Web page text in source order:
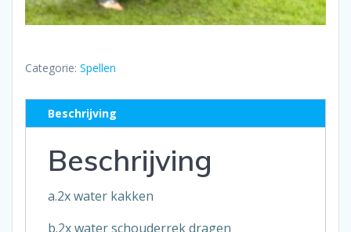
Categorie: Spellen
Beschrijving
Beschrijving
a.2x water kakken
b.2x water schouderrek dragen